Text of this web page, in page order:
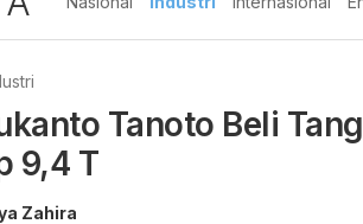
Tanoto Beli
9,4 T
Zahira